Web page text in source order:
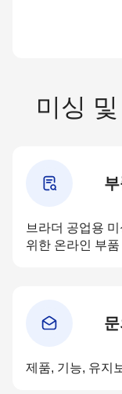
미싱
브라더 공업용
위한 온라인 부
문
제품, 기능, 유지